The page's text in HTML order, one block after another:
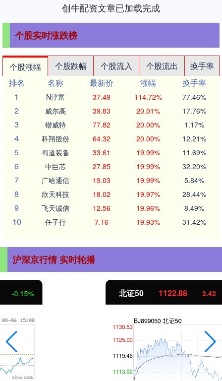
创牛配资文章已加载完成
个股实时涨跌榜
个股涨幅 个股跌幅 个股流入 个股流出
换手率
排名
名称 最新价 涨幅
换手率
1
N津富 37.49 114.72% 77.46%
2 威尔高 39.83 20.01% 17.76%
3 锴威特 77.82 20.00% 1.17%
4 科翔股份 64.32 20.00% 12.21%
5 蜀道装备 33.61 19.99% 11.69%
6 中巨芯 27.85 19.99% 32.20%
7 广哈通信 19.03 19.99% 5.84%
8 欣天科技 18.02 19.97% 28.44%
9 飞天诚信 12.56 19.96% 8.49%
10 任子行 7.16 19.93% 31.42%
沪深京行情 实时轮播
3.42 0.30%